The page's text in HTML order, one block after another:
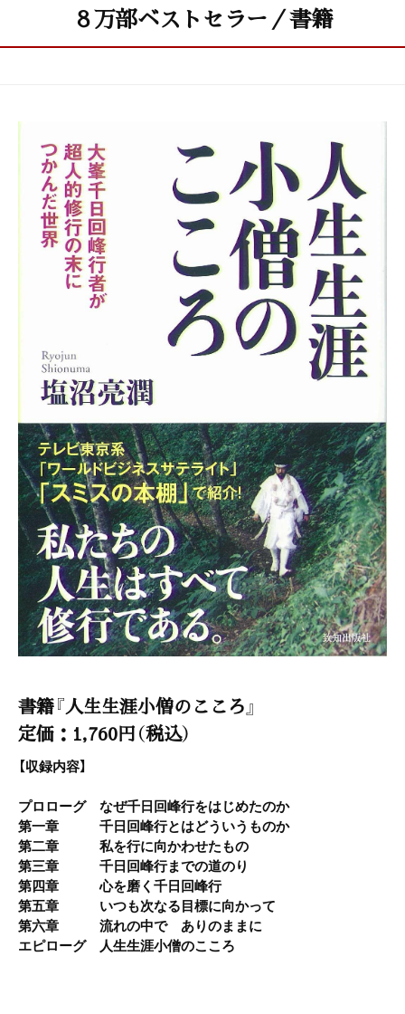
８万部ベストセラー／書籍
書籍『人生生涯小僧のこころ』
定価：1,760円（税込）
【収録内容】
プロローグ なぜ千日回峰行をはじめたのか
第一章 千日回峰行とはどういうものか
第二章 私を行に向かわせたもの
第三章 千日回峰行までの道のり
第四章 心を磨く千日回峰行
第五章 いつも次なる目標に向かって
第六章 流れの中で ありのままに
エピローグ 人生生涯小僧のこころ